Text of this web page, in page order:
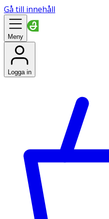
Gå till innehåll
Meny
Logga in